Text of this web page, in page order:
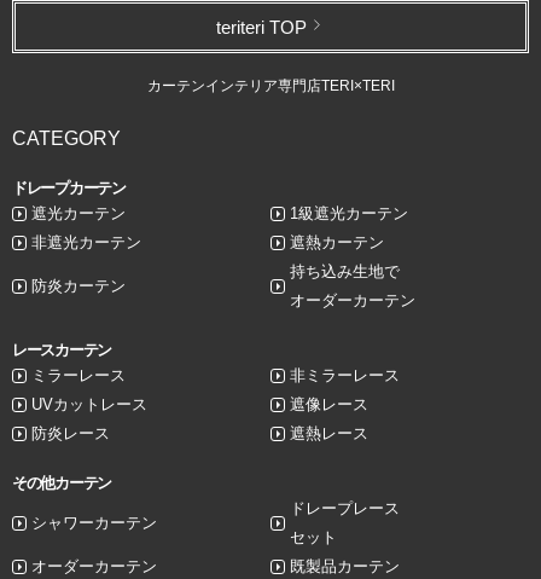
teriteri TOP
カーテンインテリア専門店TERI×TERI
CATEGORY
ドレープカーテン
遮光カーテン
1級遮光カーテン
非遮光カーテン
遮熱カーテン
防炎カーテン
持ち込み生地で
オーダーカーテン
レースカーテン
ミラーレース
非ミラーレース
UVカットレース
遮像レース
防炎レース
遮熱レース
その他カーテン
シャワーカーテン
ドレープレース
セット
オーダーカーテン
既製品カーテン